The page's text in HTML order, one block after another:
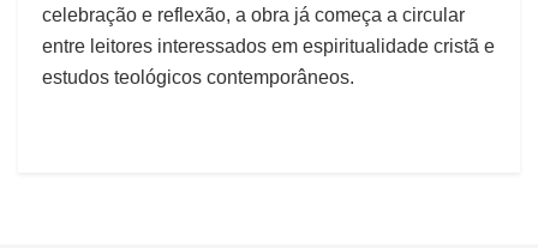
celebração e reflexão, a obra já começa a circular
entre leitores interessados em espiritualidade cristã e
estudos teológicos contemporâneos.